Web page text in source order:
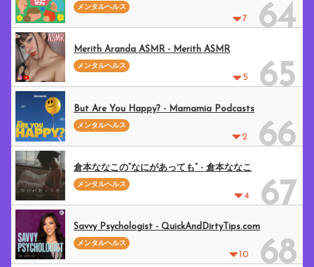
7 64
メンタルヘルス
5 65
Merith Aranda ASMR - Merith ASMR
メンタルヘルス
2 66
But Are You Happy? - Mamamia Podcasts
メンタルヘルス
4 67
倉本ななこの“なにがあっても” - 倉本ななこ
メンタルヘルス
10 68
Savvy Psychologist - QuickAndDirtyTips.com
メンタルヘルス